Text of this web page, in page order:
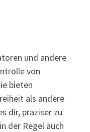
und andere
von
bieten
als andere
dir, präziser zu
der Regel auch